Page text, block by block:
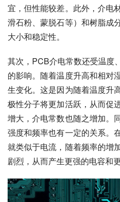
宜，但性能较差。此外，介电
滑石粉、蒙脱石等）和树脂成
大小和稳定性。
其次，PCB介电常数还受温度
的影响。随着温度升高和相对
生变化。这是因为随着温度升
极性分子将更加活跃，从而促
增大，介电常数也随之增加。
强度和频率也有一定的关系。
就类似于电流，随着频率的增
剧烈，从而产生更强的电容和